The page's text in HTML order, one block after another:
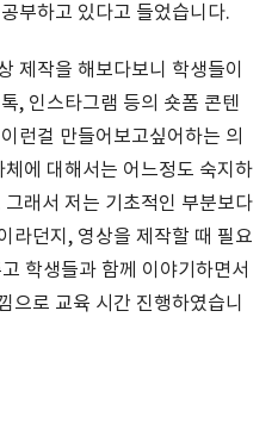
부하고 있다고 들었습니다.
제작을 해보다보니 학생들이
, 인스타그램 등의 숏폼 콘텐
런걸 만들어보고싶어하는 의
에 대해서는 어느정도 숙지하
래서 저는 기초적인 부분보다
라던지, 영상을 제작할 때 필요
학생들과 함께 이야기하면서
으로 교육 시간 진행하였습니